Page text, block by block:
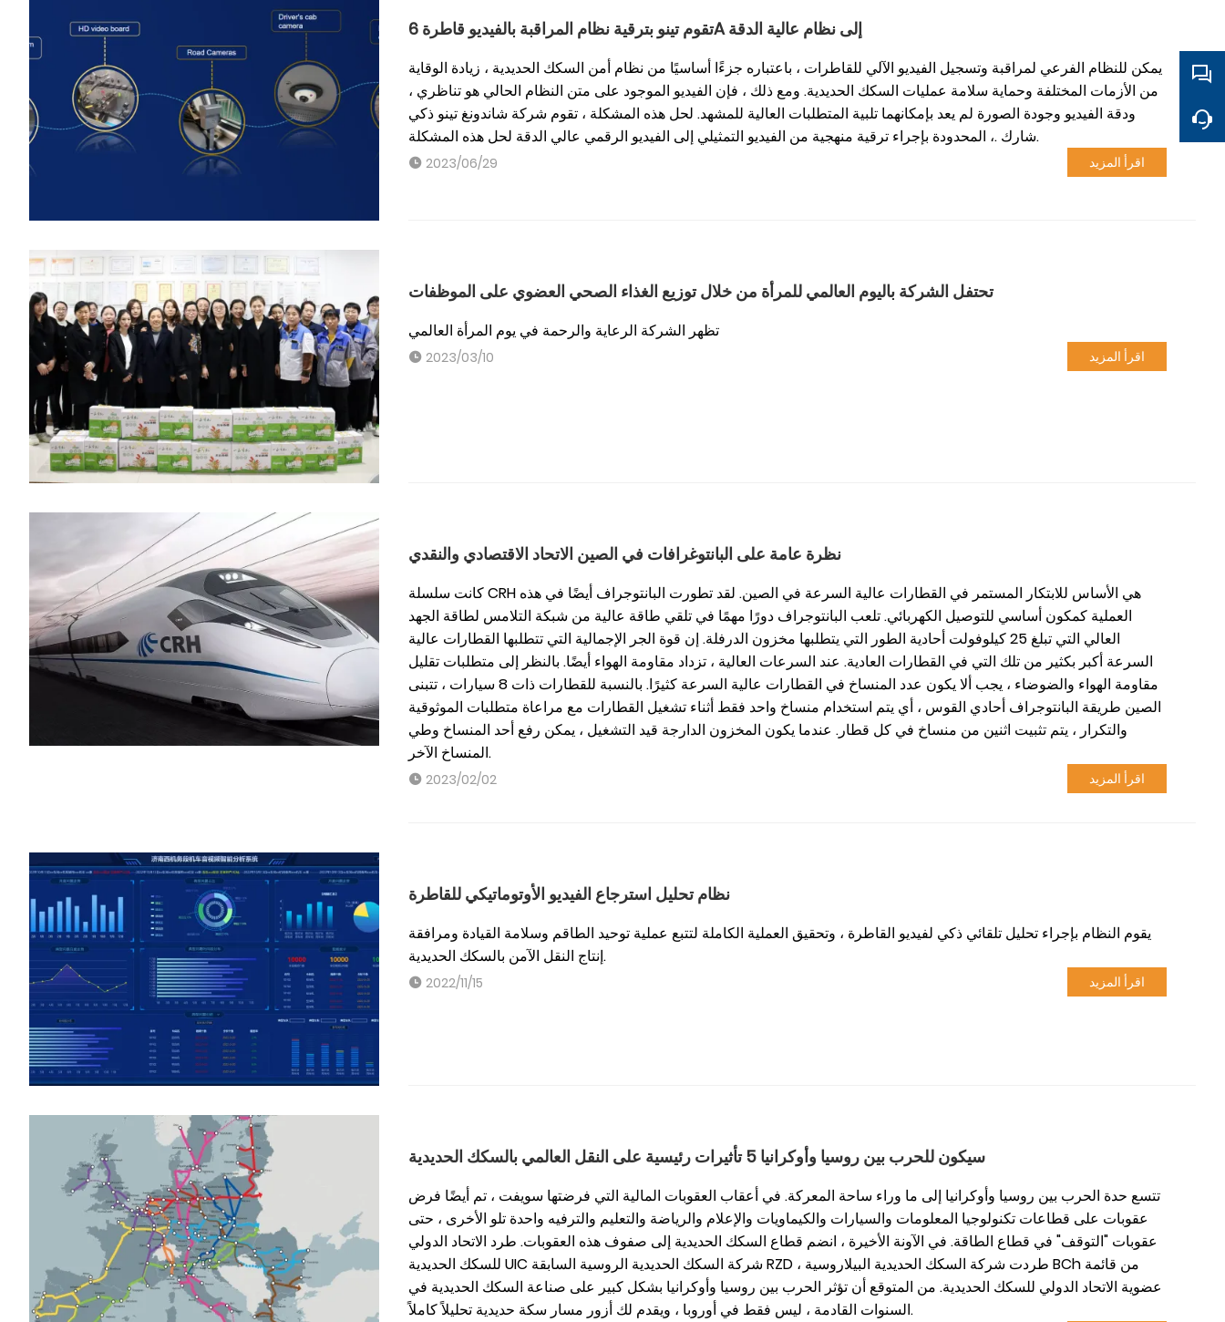
تقوم تينو بترقية نظام المراقبة بالفيديو قاطرة 6A إلى نظام عالية الدقة
يمكن للنظام الفرعي لمراقبة وتسجيل الفيديو الآلي للقاطرات ، باعتباره جزءًا أساسيًا من نظام أمن السكك الحديدية ، زيادة الوقاية
من الأزمات المختلفة وحماية سلامة عمليات السكك الحديدية. ومع ذلك ، فإن الفيديو الموجود على متن النظام الحالي هو تناظري ،
ودقة الفيديو وجودة الصورة لم يعد بإمكانهما تلبية المتطلبات العالية للمشهد. لحل هذه المشكلة ، تقوم شركة شاندونغ تينو ذكي
شارك .، المحدودة بإجراء ترقية منهجية من الفيديو التمثيلي إلى الفيديو الرقمي عالي الدقة لحل هذه المشكلة.
2023/06/29 اقرأ المزيد
تحتفل الشركة باليوم العالمي للمرأة من خلال توزيع الغذاء الصحي العضوي على الموظفات
تظهر الشركة الرعاية والرحمة في يوم المرأة العالمي
2023/03/10 اقرأ المزيد
نظرة عامة على البانتوغرافات في الصين الاتحاد الاقتصادي والنقدي
كانت سلسلة CRH هي الأساس للابتكار المستمر في القطارات عالية السرعة في الصين. لقد تطورت البانتوجراف أيضًا في هذه
العملية كمكون أساسي للتوصيل الكهربائي. تلعب البانتوجراف دورًا مهمًا في تلقي طاقة عالية من شبكة التلامس لطاقة الجهد
العالي التي تبلغ 25 كيلوفولت أحادية الطور التي يتطلبها مخزون الدرفلة. إن قوة الجر الإجمالية التي تتطلبها القطارات عالية
السرعة أكبر بكثير من تلك التي في القطارات العادية. عند السرعات العالية ، تزداد مقاومة الهواء أيضًا. بالنظر إلى متطلبات تقليل
مقاومة الهواء والضوضاء ، يجب ألا يكون عدد المنساخ في القطارات عالية السرعة كثيرًا. بالنسبة للقطارات ذات 8 سيارات ، تتبنى
الصين طريقة البانتوجراف أحادي القوس ، أي يتم استخدام منساخ واحد فقط أثناء تشغيل القطارات مع مراعاة متطلبات الموثوقية
والتكرار ، يتم تثبيت اثنين من منساخ في كل قطار. عندما يكون المخزون الدارجة قيد التشغيل ، يمكن رفع أحد المنساخ وطي
المنساخ الآخر.
2023/02/02 اقرأ المزيد
نظام تحليل استرجاع الفيديو الأوتوماتيكي للقاطرة
يقوم النظام بإجراء تحليل تلقائي ذكي لفيديو القاطرة ، وتحقيق العملية الكاملة لتتبع عملية توحيد الطاقم وسلامة القيادة ومرافقة
إنتاج النقل الآمن بالسكك الحديدية.
2022/11/15 اقرأ المزيد
سيكون للحرب بين روسيا وأوكرانيا 5 تأثيرات رئيسية على النقل العالمي بالسكك الحديدية
تتسع حدة الحرب بين روسيا وأوكرانيا إلى ما وراء ساحة المعركة. في أعقاب العقوبات المالية التي فرضتها سويفت ، تم أيضًا فرض
عقوبات على قطاعات تكنولوجيا المعلومات والسيارات والكيماويات والإعلام والرياضة والتعليم والترفيه واحدة تلو الأخرى ، حتى
عقوبات "التوقف" في قطاع الطاقة. في الآونة الأخيرة ، انضم قطاع السكك الحديدية إلى صفوف هذه العقوبات. طرد الاتحاد الدولي
للسكك الحديدية UIC شركة السكك الحديدية الروسية السابقة RZD ، طردت شركة السكك الحديدية البيلاروسية BCh من قائمة
عضوية الاتحاد الدولي للسكك الحديدية. من المتوقع أن تؤثر الحرب بين روسيا وأوكرانيا بشكل كبير على صناعة السكك الحديدية في
السنوات القادمة ، ليس فقط في أوروبا ، ويقدم لك أزور مسار سكة حديدية تحليلاً كاملاً.